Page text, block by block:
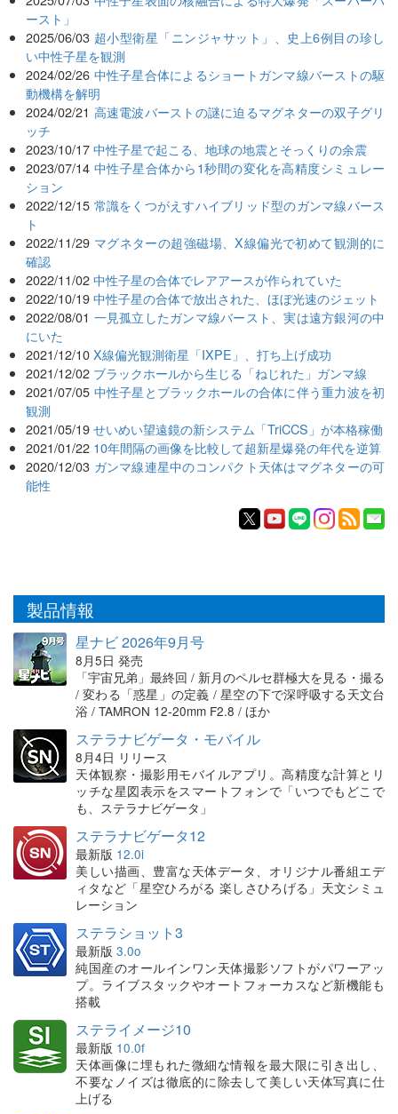
ースト」
2025/06/03 超小型衛星「ニンジャサット」、史上6例目の珍し
い中性子星を観測
2024/02/26 中性子星合体によるショートガンマ線バーストの駆
動機構を解明
2024/02/21 高速電波バーストの謎に迫るマグネターの双子グリ
ッチ
2023/10/17 中性子星で起こる、地球の地震とそっくりの余震
2023/07/14 中性子星合体から1秒間の変化を高精度シミュレー
ション
2022/12/15 常識をくつがえすハイブリッド型のガンマ線バース
ト
2022/11/29 マグネターの超強磁場、X線偏光で初めて観測的に
確認
2022/11/02 中性子星の合体でレアアースが作られていた
2022/10/19 中性子星の合体で放出された、ほぼ光速のジェット
2022/08/01 一見孤立したガンマ線バースト、実は遠方銀河の中
にいた
2021/12/10 X線偏光観測衛星「IXPE」、打ち上げ成功
2021/12/02 ブラックホールから生じる「ねじれた」ガンマ線
2021/07/05 中性子星とブラックホールの合体に伴う重力波を初
観測
2021/05/19 せいめい望遠鏡の新システム「TriCCS」が本格稼働
2021/01/22 10年間隔の画像を比較して超新星爆発の年代を逆算
2020/12/03 ガンマ線連星中のコンパクト天体はマグネターの可
能性
製品情報
星ナビ 2026年9月号
8月5日 発売
「宇宙兄弟」最終回 / 新月のペルセ群極大を見る・撮る
/ 変わる「惑星」の定義 / 星空の下で深呼吸する天文台
浴 / TAMRON 12-20mm F2.8 / ほか
ステラナビゲータ・モバイル
8月4日 リリース
天体観察・撮影用モバイルアプリ。高精度な計算とリ
ッチな星図表示をスマートフォンで「いつでもどこで
も、ステラナビゲータ」
ステラナビゲータ12
最新版 12.0i
美しい描画、豊富な天体データ、オリジナル番組エデ
ィタなど「星空ひろがる 楽しさひろげる」天文シミュ
レーション
ステラショット3
最新版 3.0o
純国産のオールインワン天体撮影ソフトがパワーアッ
プ。ライブスタックやオートフォーカスなど新機能も
搭載
ステライメージ10
最新版 10.0f
天体画像に埋もれた微細な情報を最大限に引き出し、
不要なノイズは徹底的に除去して美しい天体写真に仕
上げる